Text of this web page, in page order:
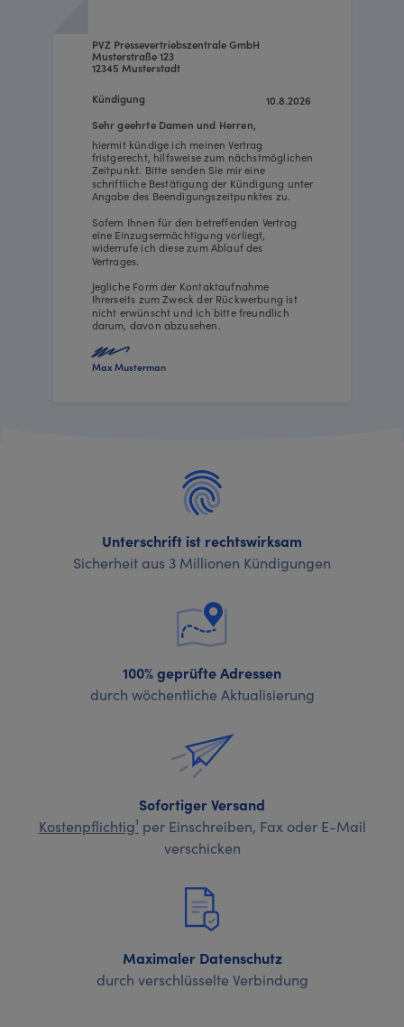
10.8.2026
PVZ Pressevertriebszentrale GmbH
Musterstraße 123
12345 Musterstadt
hiermit kündige ich meinen Vertrag
fristgerecht, hilfsweise zum nächstmöglichen
Zeitpunkt. Bitte senden Sie mir eine
schriftliche Bestätigung der Kündigung unter
Angabe des Beendigungszeitpunktes zu.
Sofern Ihnen für den betreffenden Vertrag
eine Einzugsermächtigung vorliegt,
widerrufe ich diese zum Ablauf des
Vertrages.
Jegliche Form der Kontaktaufnahme
Ihrerseits zum Zweck der Rückwerbung ist
nicht erwünscht und ich bitte freundlich
darum, davon abzusehen.
Sehr geehrte Damen und Herren,
Kündigung
Max Musterman
Unterschrift ist rechtswirksam
Sicherheit aus 3 Millionen Kündigungen
100% geprüfte Adressen
durch wöchentliche Aktualisierung
Sofortiger Versand
Kostenpflichtig¹ per Einschreiben, Fax oder E-Mail
verschicken
Maximaler Datenschutz
durch verschlüsselte Verbindung